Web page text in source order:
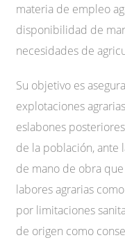
materia de empleo
disponibilidad de
necesidades de
Su objetivo es
explotaciones
eslabones
de la población, ante
de mano de obra
labores agrarias
por limitaciones
de origen como